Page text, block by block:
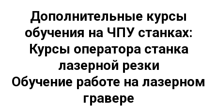
Дополнительные курсы
обучения на ЧПУ станках:
Курсы оператора станка
лазерной резки
Обучение работе на лазерном
гравере